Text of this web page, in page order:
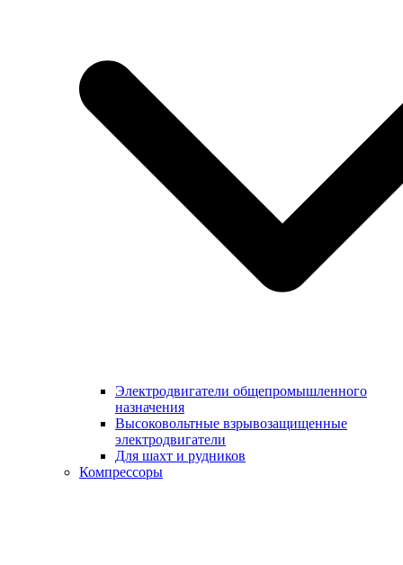
Электродвигатели общепромышленного
назначения
Высоковольтные взрывозащищенные
электродвигатели
Для шахт и рудников
Компрессоры